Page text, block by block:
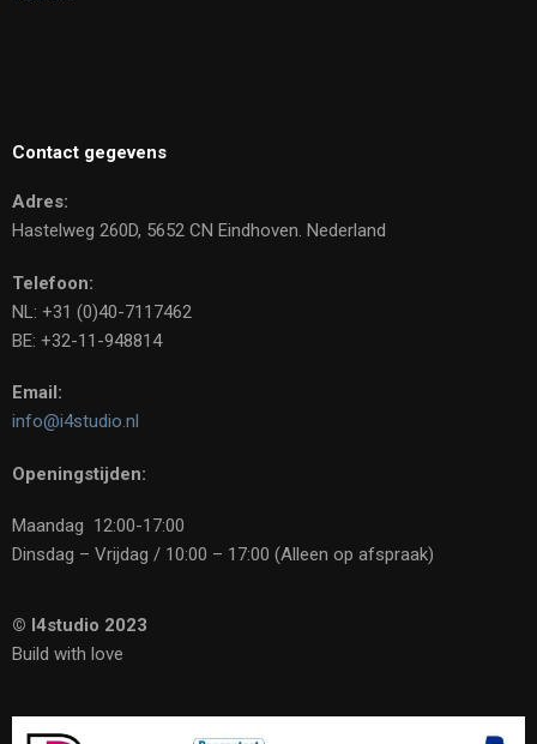
Contact gegevens
Adres:
Hastelweg 260D, 5652 CN Eindhoven. Nederland
Telefoon:
NL: +31 (0)40-7117462
BE: +32-11-948814
Email:
info@i4studio.nl
Openingstijden:
Maandag 12:00-17:00
Dinsdag – Vrijdag / 10:00 – 17:00 (Alleen op afspraak)
© I4studio 2023
Build with love